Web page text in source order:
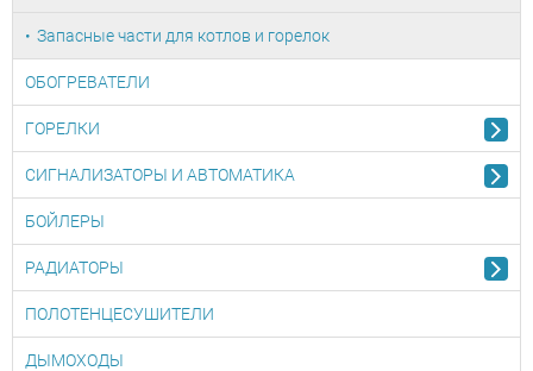
Запасные части для котлов и горелок
ОБОГРЕВАТЕЛИ
ГОРЕЛКИ
СИГНАЛИЗАТОРЫ И АВТОМАТИКА
БОЙЛЕРЫ
РАДИАТОРЫ
ПОЛОТЕНЦЕСУШИТЕЛИ
ДЫМОХОДЫ